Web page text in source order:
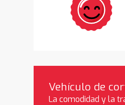
Vehículo de
La comodidad y la